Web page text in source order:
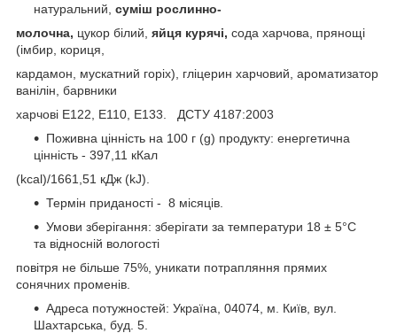
натуральний, суміш рослинно-
молочна, цукор білий, яйця курячі, сода харчова, прянощі
(імбир, кориця,
кардамон, мускатний горіх), гліцерин харчовий, ароматизатор
ванілін, барвники
харчові Е122, E110, E133. ДСТУ 4187:2003
Поживна цінність на 100 г (g) продукту: енергетична
цінність - 397,11 кКал
(kcal)/1661,51 кДж (kJ).
Термін приданості - 8 місяців.
Умови зберігання: зберігати за температури 18 ± 5°C
та відносній вологості
повітря не більше 75%, уникати потрапляння прямих
сонячних променів.
Адреса потужностей: Україна, 04074, м. Київ, вул.
Шахтарська, буд. 5.